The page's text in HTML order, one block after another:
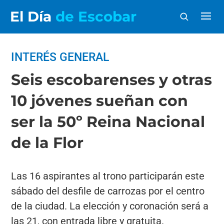
El Día de Escobar
INTERÉS GENERAL
Seis escobarenses y otras
10 jóvenes sueñan con
ser la 50º Reina Nacional
de la Flor
Las 16 aspirantes al trono participarán este
sábado del desfile de carrozas por el centro
de la ciudad. La elección y coronación será a
las 21, con entrada libre y gratuita.